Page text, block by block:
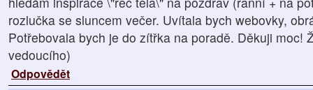
rozlučka se sluncem večer. Uvítala bych webovky,
Potřebovala bych je do zítřka na poradě. Děkuji moc!
vedoucího)
Odpovědět